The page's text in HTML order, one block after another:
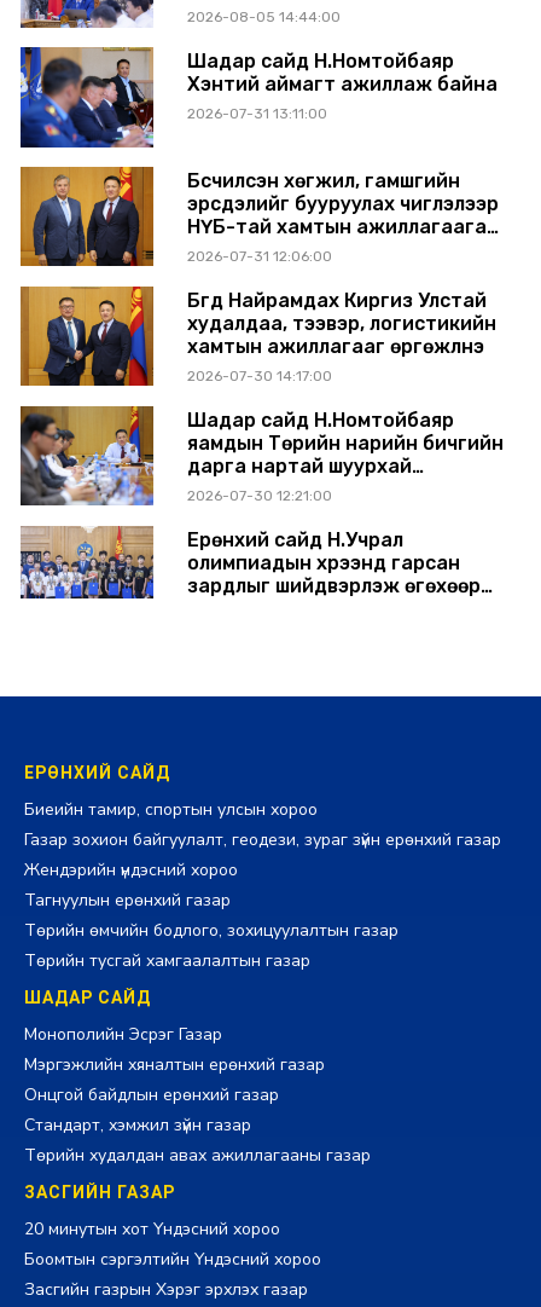
хориглолоо
2026-08-05 14:44:00
Шадар сайд Н.Номтойбаяр
Хэнтий аймагт ажиллаж байна
2026-07-31 13:11:00
Бүсчилсэн хөгжил, гамшгийн
эрсдэлийг бууруулах чиглэлээр
НҮБ-тай хамтын ажиллагаагаа
өргөжүүлэхээр санал солилцлоо
2026-07-31 12:06:00
Бүгд Найрамдах Киргиз Улстай
худалдаа, тээвэр, логистикийн
хамтын ажиллагааг өргөжүүлнэ
2026-07-30 14:17:00
Шадар сайд Н.Номтойбаяр
яамдын Төрийн нарийн бичгийн
дарга нартай шуурхай
хуралдлаа
2026-07-30 12:21:00
Ерөнхий сайд Н.Учрал
олимпиадын хүрээнд гарсан
зардлыг шийдвэрлэж өгөхөөр
ЕРӨНХИЙ САЙД
Биеийн тамир, спортын улсын хороо
Газар зохион байгуулалт, геодези, зураг зүйн ерөнхий газар
Жендэрийн үндэсний хороо
Тагнуулын ерөнхий газар
Төрийн өмчийн бодлого, зохицуулалтын газар
Төрийн тусгай хамгаалалтын газар
ШАДАР САЙД
Монополийн Эсрэг Газар
Мэргэжлийн хяналтын ерөнхий газар
Онцгой байдлын ерөнхий газар
Стандарт, хэмжил зүйн газар
Төрийн худалдан авах ажиллагааны газар
ЗАСГИЙН ГАЗАР
20 минутын хот Үндэсний хороо
Боомтын сэргэлтийн Үндэсний хороо
Засгийн газрын Хэрэг эрхлэх газар